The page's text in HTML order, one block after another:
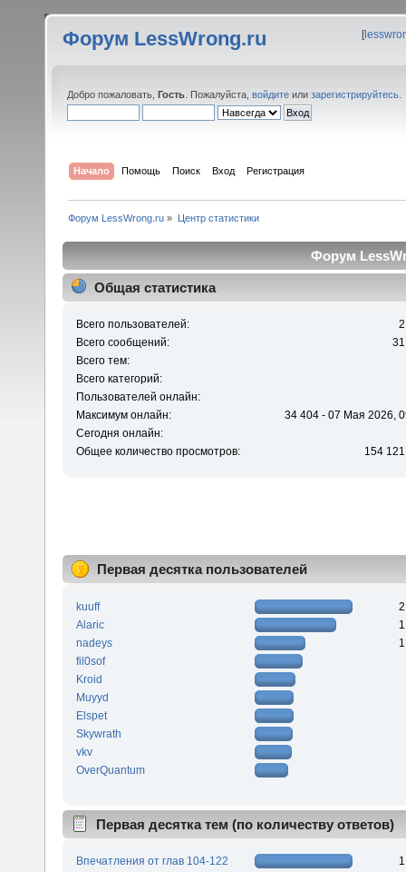
Форум LessWrong.ru [
Добро пожаловать, Гость . Пожалуйста, войдите или зарегистрируйтесь
Начало Помощь Поиск Вход Регистрация
Форум LessWrong.ru » Центр статистики
Форум
Общая статистика
Всего пользователей:
Всего сообщений:
Всего тем:
Всего категорий:
Пользователей онлайн:
Максимум онлайн:
34 404 - 07 Мая 2026,
Сегодня онлайн:
Общее количество просмотров:
154
Первая десятка пользователей
kuuff
Alaric
nadeys
fil0sof
Kroid
Muyyd
Elspet
Skywrath
vkv
OverQuantum
Первая десятка тем (по количеству ответов)
Впечатления от глав 104-122